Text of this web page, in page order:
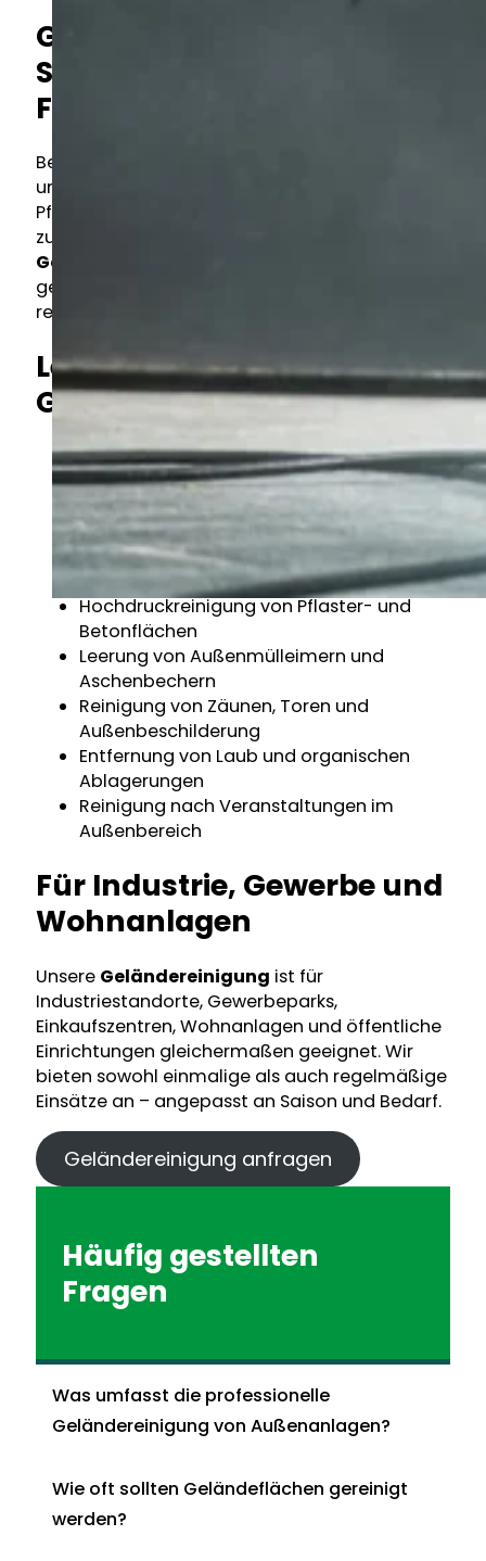
Geländereinigung –
Sauberkeit auf großen
Flächen
Betriebsgelände, Parkflächen, Zufahrtswege
und Außenanlagen brauchen regelmäßige
Pflege, um einen gepflegten Gesamteindruck
zu hinterlassen. Unsere professionelle
Geländereinigung
gesamtes Außengelände sauber, sicher und
repräsentativ ist.
Leistungen der
Geländereinigung
Kehrung und Reinigung von Parkflächen
und Zufahrten
Reinigung von Gehwegen, Treppen und
Eingangsbereichen
Entfernung von Unkraut aus Fugen und
Pflasterflächen
Hochdruckreinigung von Pflaster- und
Betonflächen
Leerung von Außenmülleimern und
Aschenbechern
Reinigung von Zäunen, Toren und
Außenbeschilderung
Entfernung von Laub und organischen
Ablagerungen
Reinigung nach Veranstaltungen im
Außenbereich
Für Industrie, Gewerbe und
Wohnanlagen
Unsere Geländereinigung ist für
Industriestandorte, Gewerbeparks,
Einkaufszentren, Wohnanlagen und öffentliche
Einrichtungen gleichermaßen geeignet. Wir
bieten sowohl einmalige als auch regelmäßige
Einsätze an – angepasst an Saison und Bedarf.
Geländereinigung anfragen
Häufig gestellten
Fragen
Was umfasst die professionelle
Geländereinigung von Außenanlagen?
Wie oft sollten Geländeflächen gereinigt
werden?